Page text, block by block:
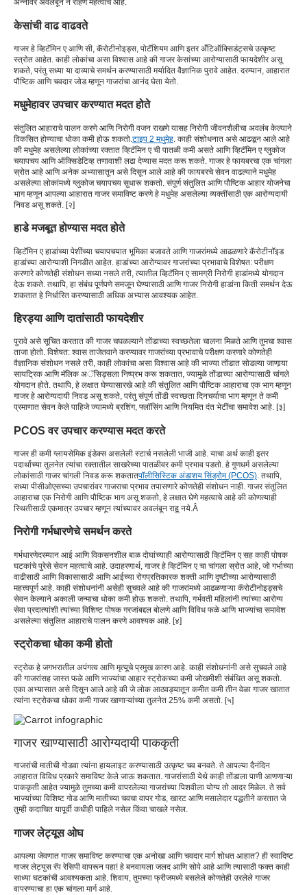
अन्नावर अवलंबून न राहणे महत्वाचे आहे.
केसांची वाढ वाढवते
गाजर हे व्हिटॅमिन ए आणि सी, कॅरोटीनोइड्स, पोटॅशियम आणि इतर अँटिऑक्सिडंट्सचे उत्कृष्ट
स्त्रोत आहेत. काही लोकांचा असा विश्वास आहे की गाजर केसांच्या आरोग्यासाठी फायदेशीर असू
शकते, परंतु सध्या या दाव्याचे समर्थन करण्यासाठी मर्यादित वैज्ञानिक पुरावे आहेत. दरम्यान, आहारात
पौष्टिक आणि चवदार जोड म्हणून गाजरांचा आनंद घेता येतो.
मधुमेहावर उपचार करण्यात मदत होते
संतुलित आहाराचे पालन करणे आणि निरोगी वजन राखणे यासह निरोगी जीवनशैलीचा अवलंब केल्याने
विकसित होण्याचा धोका कमी होऊ शकतो.टाइप 2 मधुमेह. काही संशोधनात असे आढळून आले आहे
की मधुमेह असलेल्या लोकांच्या रक्तात व्हिटॅमिन ए ची पातळी कमी असते आणि व्हिटॅमिन ए ग्लुकोज
चयापचय आणि ऑक्सिडेटिव्ह तणावाशी लढा देण्यास मदत करू शकते. गाजर हे फायबरचा एक चांगला
स्रोत आहे आणि अनेक अभ्यासातून असे दिसून आले आहे की फायबरचे सेवन वाढल्याने मधुमेह
असलेल्या लोकांमध्ये ग्लुकोज चयापचय सुधारू शकतो. संपूर्ण संतुलित आणि पौष्टिक आहार योजनेचा
भाग म्हणून आपल्या आहारात गाजर समाविष्ट करणे हे मधुमेह असलेल्या व्यक्तींसाठी एक आरोग्यदायी
निवड असू शकते. [२]
हाडे मजबूत होण्यास मदत होते
व्हिटॅमिन ए हाडांच्या पेशींच्या चयापचयात भूमिका बजावते आणि गाजरांमध्ये आढळणारे कॅरोटीनॉइड
हाडांच्या आरोग्याशी निगडीत आहेत. हाडांच्या आरोग्यावर गाजरांच्या प्रभावाचे विशेषत: परीक्षण
करणारे कोणतेही संशोधन सध्या नसले तरी, त्यातील व्हिटॅमिन ए सामग्री निरोगी हाडांमध्ये योगदान
देऊ शकते. तथापि, हा संबंध पूर्णपणे समजून घेण्यासाठी आणि गाजर निरोगी हाडांना किती समर्थन देऊ
शकतात हे निर्धारित करण्यासाठी अधिक अभ्यास आवश्यक आहेत.
हिरड्या आणि दातांसाठी फायदेशीर
पुरावे असे सूचित करतात की गाजर चघळल्याने तोंडाच्या स्वच्छतेला चालना मिळते आणि तुमचा श्वास
ताजा होतो. विशेषत: श्वास ताजेतवाने करण्यावर गाजरांच्या प्रभावाचे परीक्षण करणारे कोणतेही
वैज्ञानिक संशोधन नसले तरी, काही लोकांचा असा विश्वास आहे की भाज्या तोंडात सोडल्या जाणार्‍या
सायट्रिक आणि मॅलिक अॅसिड्सला निष्प्रभ करू शकतात, ज्यामुळे तोंडाच्या आरोग्यासाठी चांगले
योगदान होते. तथापि, हे लक्षात घेण्यासारखे आहे की संतुलित आणि पौष्टिक आहाराचा एक भाग म्हणून
गाजर हे आरोग्यदायी निवड असू शकते, परंतु संपूर्ण तोंडी स्वच्छता दिनचर्याचा भाग म्हणून ते कमी
प्रमाणात सेवन केले पाहिजे ज्यामध्ये ब्रशिंग, फ्लॉसिंग आणि नियमित दंत भेटींचा समावेश आहे. [३]
PCOS वर उपचार करण्यास मदत करते
गाजर ही कमी ग्लायसेमिक इंडेक्स असलेली स्टार्च नसलेली भाजी आहे. याचा अर्थ काही इतर
पदार्थांच्या तुलनेत त्यांचा रक्तातील साखरेच्या पातळीवर कमी प्रभाव पडतो. हे गुणधर्म असलेल्या
लोकांसाठी गाजर चांगली निवड करू शकतातपॉलीसिस्टिक अंडाशय सिंड्रोम (PCOS). तथापि,
सध्या पीसीओएसच्या उपचारांवर गाजराचा प्रभाव तपासणारे कोणतेही संशोधन नाही. गाजर संतुलित
आहाराचा एक निरोगी आणि पौष्टिक भाग असू शकतो, हे लक्षात घेणे महत्वाचे आहे की कोणत्याही
स्थितीसाठी एकमात्र उपचार म्हणून त्यांच्यावर अवलंबून राहू नये.Â
निरोगी गर्भधारणेचे समर्थन करते
गर्भधारणेदरम्यान आई आणि विकसनशील बाळ दोघांच्याही आरोग्यासाठी व्हिटॅमिन ए सह काही पोषक
घटकांचे पुरेसे सेवन महत्वाचे आहे. उदाहरणार्थ, गाजर हे व्हिटॅमिन ए चा चांगला स्रोत आहे, जो गर्भाच्या
वाढीसाठी आणि विकासासाठी आणि आईच्या रोगप्रतिकारक शक्ती आणि दृष्टीच्या आरोग्यासाठी
महत्त्वपूर्ण आहे. काही संशोधनांनी असेही सुचवले आहे की गाजरांमध्ये आढळणाऱ्या कॅरोटीनोइड्सचे
सेवन केल्याने अकाली जन्माचा धोका कमी होऊ शकतो. तथापि, गर्भवती महिलांनी त्यांच्या आरोग्य
सेवा प्रदात्यांशी त्यांच्या विशिष्ट पोषक गरजांबद्दल बोलणे आणि विविध फळे आणि भाज्यांचा समावेश
असलेल्या संतुलित आहाराचे पालन करणे आवश्यक आहे. [४]
स्ट्रोकचा धोका कमी होतो
स्ट्रोक हे जगभरातील अपंगत्व आणि मृत्यूचे प्रमुख कारण आहे. काही संशोधनांनी असे सुचवले आहे
की गाजरांसह जास्त फळे आणि भाज्यांचा आहार स्ट्रोकच्या कमी जोखमीशी संबंधित असू शकतो.
एका अभ्यासात असे दिसून आले आहे की जे लोक आठवड्यातून कमीत कमी तीन वेळा गाजर खातात
त्यांना स्ट्रोकचा धोका कमी गाजर खाणाऱ्यांच्या तुलनेत 25% कमी असतो. [५]
गाजर खाण्यासाठी आरोग्यदायी पाककृती
गाजरांची मातीची गोडवा त्यांना हायलाइट करण्यासाठी उत्कृष्ट चव बनवते. ते आपल्या दैनंदिन
आहारात विविध प्रकारे समाविष्ट केले जाऊ शकतात. गाजरांसाठी येथे काही तोंडाला पाणी आणणाऱ्या
पाककृती आहेत ज्यामुळे तुमच्या कमी वापरलेल्या गाजरांच्या पिशवीला योग्य तो आदर मिळेल. ते सर्व
भाज्यांच्या विशिष्ट गोड आणि मातीच्या चवचा वापर गोड, खारट आणि मसालेदार पद्धतीने करतात जे
तुम्ही कदाचित यापूर्वी कधीही पाहिले नसेल किंवा चाखले नसेल.
गाजर लेट्यूस ओघ
आपल्या जेवणात गाजर समाविष्ट करण्याचा एक अनोखा आणि चवदार मार्ग शोधत आहात? ही स्वादिष्ट
गाजर लेट्युस रॅप रेसिपी वापरून पहा! हे बनवायला जलद आणि सोपे आहे आणि त्यासाठी फक्त काही
साध्या घटकांची आवश्यकता आहे. शिवाय, तुमच्या फ्रीजमध्ये बसलेले कोणतेही उरलेले गाजर
वापरण्याचा हा एक चांगला मार्ग आहे.